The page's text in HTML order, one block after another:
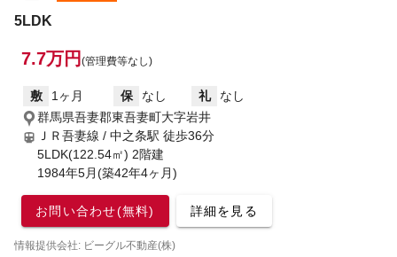
5LDK
7.7万円 (管理費等なし)
敷 1ヶ月 保 なし 礼
なし
群馬県吾妻郡東吾妻町大字岩井
ＪＲ吾妻線 / 中之条駅 徒歩36分
5LDK(122.54㎡) 2階建
1984年5月(築42年4ヶ月)
お問い合わせ(無料) 詳細を見る
情報提供会社: ビーグル不動産(株)